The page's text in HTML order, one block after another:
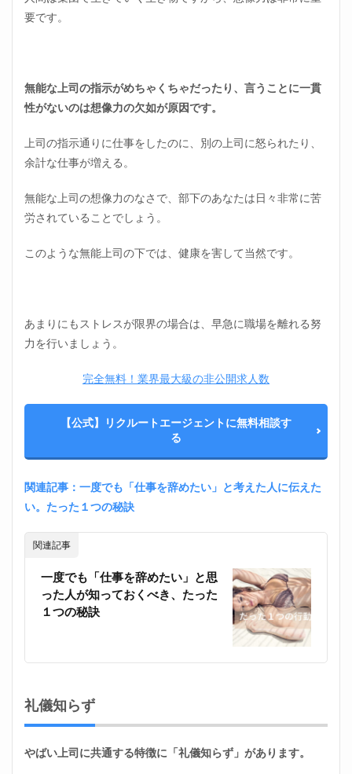
3
無能
の対
処法
自分
の市
把握
して
3.2
期間
限定
たか
い
3.5
活動
して
（準
備だ
けで
Ｏ
げる
要です。
無能な上司の指示がめちゃくちゃだったり、言うことに一貫
性がないのは想像力の欠如が原因です。
上司の指示通りに仕事をしたのに、別の上司に怒られたり、
余計な仕事が増える。
無能な上司の想像力のなさで、部下のあなたは日々非常に苦
労されていることでしょう。
このような無能上司の下では、健康を害して当然です。
あまりにもストレスが限界の場合は、早急に職場を離れる努
力を行いましょう。
完全無料！業界最大級の非公開求人数
【公式】リクルートエージェントに無料相談す
る
関連記事：一度でも「仕事を辞めたい」と考えた人に伝えた
い。たった１つの秘訣
関連記事
一度でも「仕事を辞めたい」と思
った人が知っておくべき、たった
１つの秘訣
礼儀知らず
やばい上司に共通する特徴に「礼儀知らず」があります。